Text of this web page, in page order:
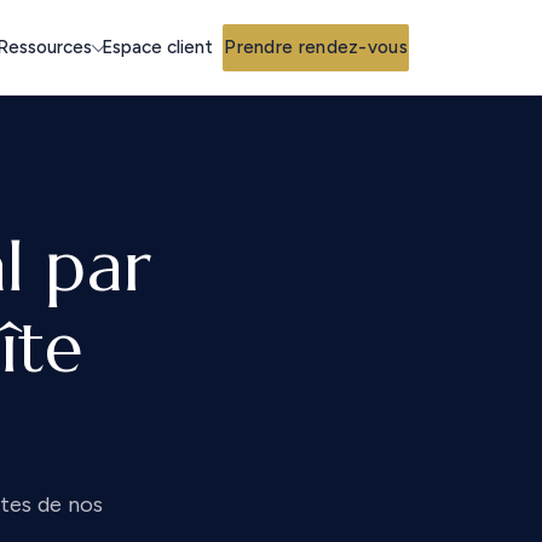
Espace client Prendre rendez-vous
par
de nos